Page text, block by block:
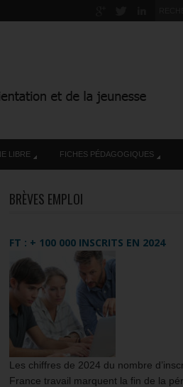
LIBRE FICHES PÉDAGOGIQUES
BRÈVES EMPLOI
FT : + 100 000 INSCRITS EN 2024
Les chiffres de 2024 du nombre
France travail marquent la fin de la